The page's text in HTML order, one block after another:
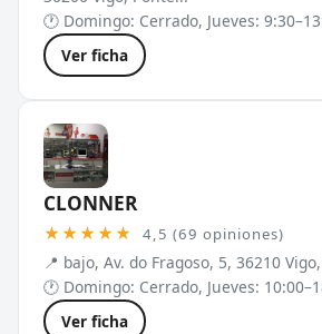
🕐 Domingo: Cerrado, Jueves:
Ver ficha
CLONNER
★★★★★ 4,5 (69 opiniones)
📍 bajo, Av. do Fragoso, 5, 36210
🕐 Domingo: Cerrado, Jueves:
Ver ficha